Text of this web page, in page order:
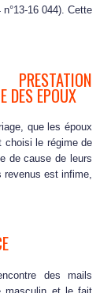
16 044). Cette
DES EPOUX
que les époux
choisi le régime de
de cause de leurs
est infime,
des mails